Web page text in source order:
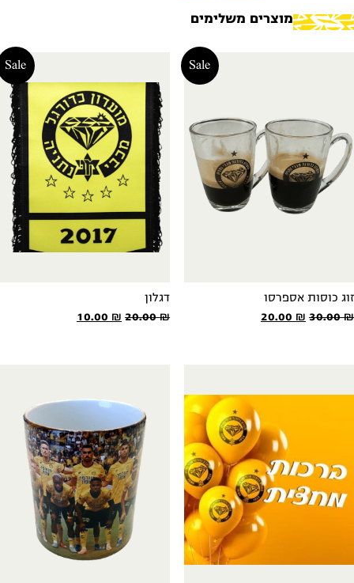
מוצרים משלימים
Sale
כוסות אספרסו
30.00המחיר
20.00₪
המחיר
Sale
דגלון
20.00₪
המחיר
10.00₪
המחיר